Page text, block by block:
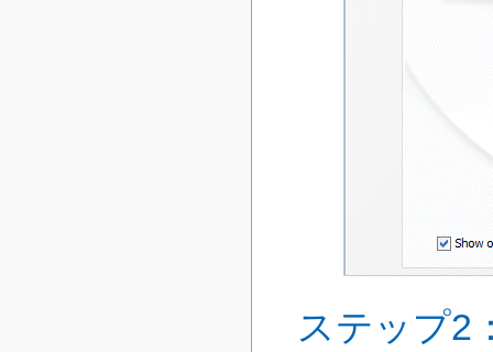
ステップ2